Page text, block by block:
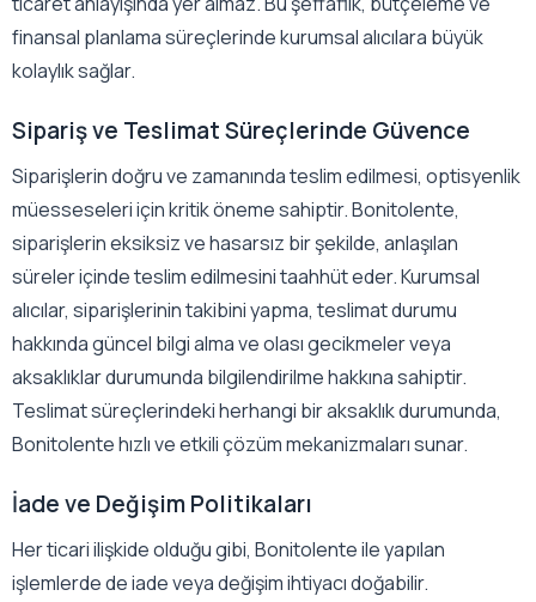
finansal planlama süreçlerinde kurumsal alıcılara büyük
kolaylık sağlar.
Sipariş ve Teslimat Süreçlerinde Güvence
Siparişlerin doğru ve zamanında teslim edilmesi, optisyenlik
müesseseleri için kritik öneme sahiptir. Bonitolente,
siparişlerin eksiksiz ve hasarsız bir şekilde, anlaşılan
süreler içinde teslim edilmesini taahhüt eder. Kurumsal
alıcılar, siparişlerinin takibini yapma, teslimat durumu
hakkında güncel bilgi alma ve olası gecikmeler veya
aksaklıklar durumunda bilgilendirilme hakkına sahiptir.
Teslimat süreçlerindeki herhangi bir aksaklık durumunda,
Bonitolente hızlı ve etkili çözüm mekanizmaları sunar.
İade ve Değişim Politikaları
Her ticari ilişkide olduğu gibi, Bonitolente ile yapılan
işlemlerde de iade veya değişim ihtiyacı doğabilir.